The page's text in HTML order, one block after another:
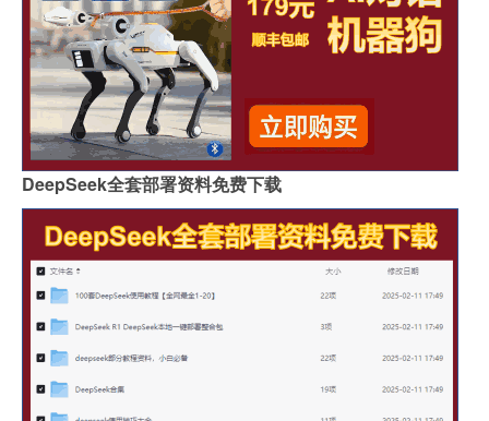
DeepSeek全套部署资料免费下载